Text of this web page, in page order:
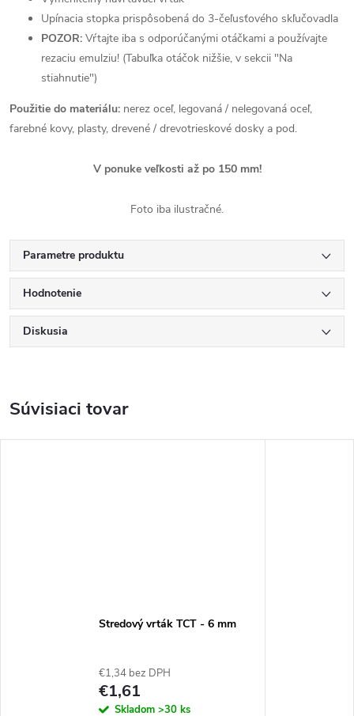
Upínacia stopka prispôsobená do 3-čeľusťového skľučovadla
POZOR: Vŕtajte iba s odporúčanými otáčkami a používajte
rezaciu emulziu! (Tabuľka otáčok nižšie, v sekcii "Na
stiahnutie")
Použitie do materiálu: nerez oceľ, legovaná / nelegovaná oceľ,
farebné kovy, plasty, drevené / drevotrieskové dosky a pod.
V ponuke veľkosti až po 150 mm!
Foto iba ilustračné.
Parametre produktu
Hodnotenie
Diskusia
Súvisiaci tovar
Stredový vrták TCT - 6 mm
€1,34 bez DPH
€1,61
Skladom >30 ks